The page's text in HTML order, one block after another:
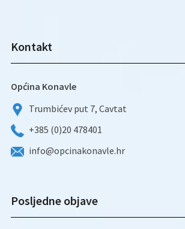
Kontakt
Općina Konavle
Trumbićev put 7, Cavtat
+385 (0)20 478401
info@opcinakonavle.hr
Posljedne objave